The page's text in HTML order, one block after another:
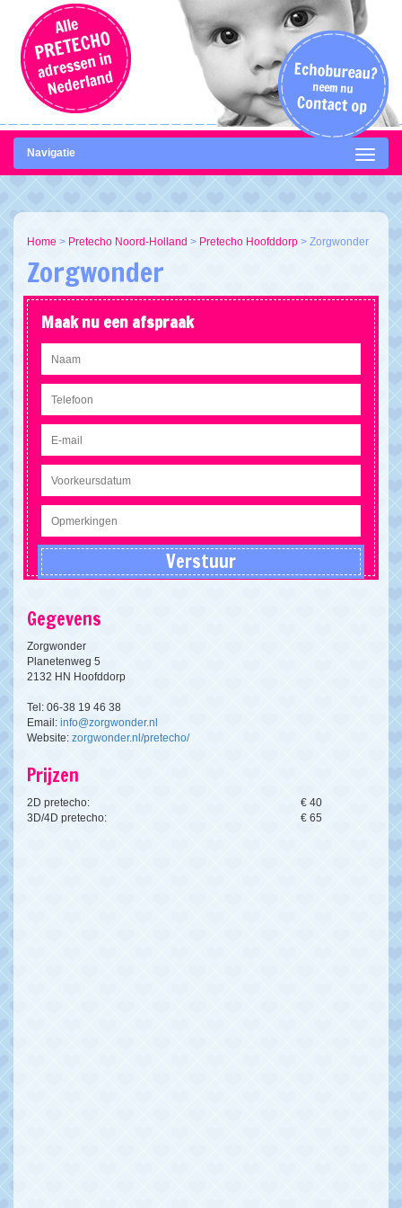
Navigatie
Home > Pretecho Noord-Holland > Pretecho Hoofddorp > Zorgwonder
Zorgwonder
Maak nu een afspraak
Gegevens
Zorgwonder
Planetenweg 5
2132 HN Hoofddorp
Tel: 06-38 19 46 38
Email: info@zorgwonder.nl
Website: zorgwonder.nl/pretecho/
Prijzen
2D pretecho:
€ 40
3D/4D pretecho:
€ 65